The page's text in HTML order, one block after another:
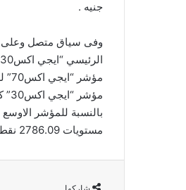
جنيه .
وفى سياق متصل وعلى
مستويات 2786.09 نقطة .